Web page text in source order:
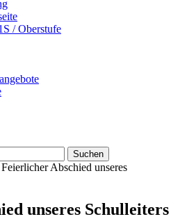
/ Oberstufe
Feierlicher Abschied unseres
unseres Schulleiters